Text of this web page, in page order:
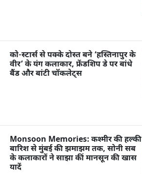
को-स्टार्स से पक्के दोस्त बने ‘हस्तिनापुर के
वीर’ के यंग कलाकार, फ्रेंडशिप डे पर बांधे
बैंड और बांटी चॉकलेट्स
Monsoon Memories: कश्मीर की हल्की
बारिश से मुंबई की झमाझम तक, सोनी सब
के कलाकारों ने साझा कीं मानसून की खास
यादें